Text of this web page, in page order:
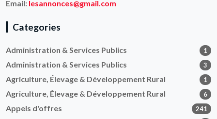
Email: lesannonces@gmail.com
Categories
Administration & Services Publics 1
Administration & Services Publics 3
Agriculture, Élevage & Développement Rural 1
Agriculture, Élevage & Développement Rural 6
Appels d'offres 241